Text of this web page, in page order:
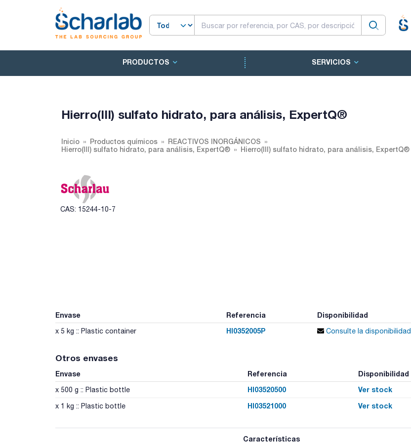
PRODUCTOS SERVICIOS
Hierro(III) sulfato hidrato, para análisis, ExpertQ®
Inicio Productos químicos
REACTIVOS INORGÁNICOS
Hierro(III) sulfato hidrato, para análisis, ExpertQ®
Hierro(III) sulfato hidrato, para análisis, ExpertQ®
CAS: 15244-10-7
Envase Referencia Disponibilidad
x 5 kg :: Plastic container HI0352005P Consulte la disponibilidad
Otros envases
Envase Referencia Disponibilidad
x 500 g :: Plastic bottle HI03520500 Ver stock
x 1 kg :: Plastic bottle HI03521000 Ver stock
Características